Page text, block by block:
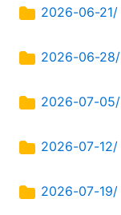
2026-06-21/
2026-06-28/
2026-07-05/
2026-07-12/
2026-07-19/